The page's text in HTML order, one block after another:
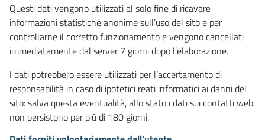
Questi dati vengono utilizzati al solo fine di ricavare
informazioni statistiche anonime sull’uso del sito e per
controllarne il corretto funzionamento e vengono cancellati
immediatamente dal server 7 giorni dopo l’elaborazione.
I dati potrebbero essere utilizzati per l’accertamento di
responsabilità in caso di ipotetici reati informatici ai danni del
sito: salva questa eventualità, allo stato i dati sui contatti web
non persistono per più di 180 giorni.